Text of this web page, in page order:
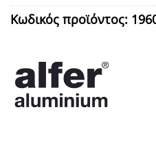
Κωδικός προϊόντος: